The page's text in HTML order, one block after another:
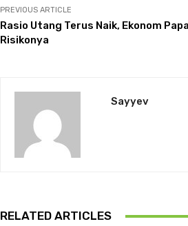
PREVIOUS ARTICLE
Rasio Utang Terus Naik, Ekonom
Risikonya
Sayyev
RELATED ARTICLES